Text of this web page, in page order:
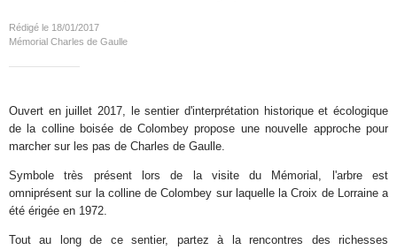
Rédigé le 18/01/2017
Mémorial Charles de Gaulle
Ouvert en juillet 2017, le sentier d'interprétation historique et écologique
de la colline boisée de Colombey propose une nouvelle approche pour
marcher sur les pas de Charles de Gaulle.
Symbole très présent lors de la visite du Mémorial, l'arbre est
omniprésent sur la colline de Colombey sur laquelle la Croix de Lorraine a
été érigée en 1972.
Tout au long de ce sentier, partez à la rencontres des richesses